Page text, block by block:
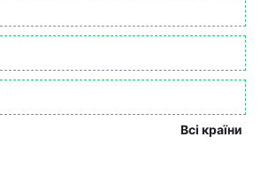
Всі країни